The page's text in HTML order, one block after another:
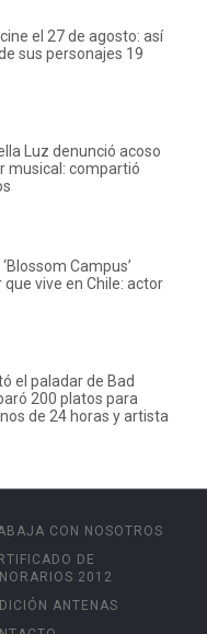
el 27 de agosto: así
sus personajes 19
Luz denunció acoso
musical: compartió
Campus’
vive en Chile: actor
el paladar de Bad
200 platos para
de 24 horas y artista
CON NOSOTROS
DE
2012
ANTENAS